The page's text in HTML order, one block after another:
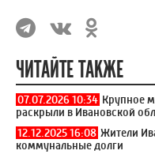
ЧИТАЙТЕ ТАКЖЕ
07.07.2026 10:34 Крупное
раскрыли в Ивановской
12.12.2025 16:08 Жители
коммунальные долги